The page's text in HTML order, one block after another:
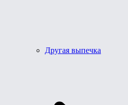
Другая выпечка